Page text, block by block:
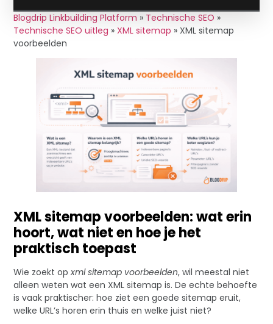
Blogdrip Linkbuilding Platform » Technische SEO »
Technische SEO uitleg »XML sitemap »XML sitemap
voorbeelden
XML sitemap voorbeelden: wat erin
hoort, wat niet en hoe je het
praktisch toepast
Wie zoekt opxml sitemap voorbeelden, wil meestal niet
alleen weten wat een XML sitemap is. De echte behoefte
is vaak praktischer: hoe ziet een goede sitemap eruit,
welke URL’s horen erin thuis en welke juist niet?